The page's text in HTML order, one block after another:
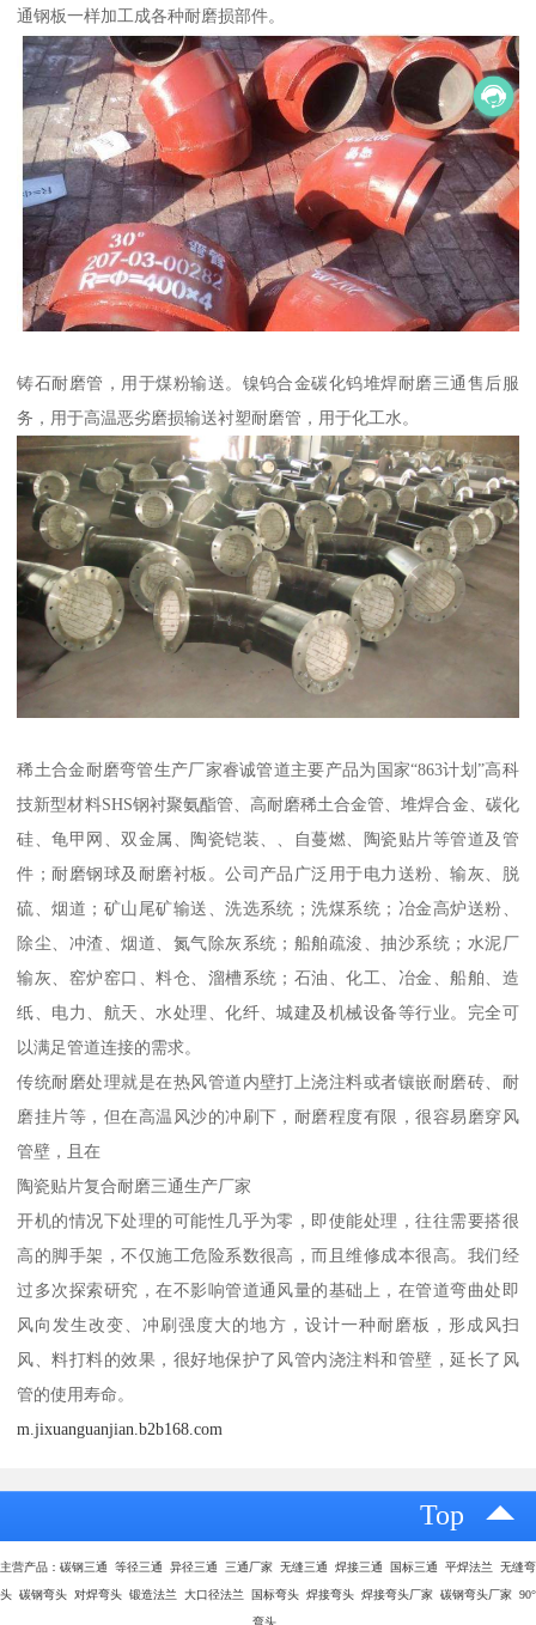
通钢板一样加工成各种耐磨损部件。
铸石耐磨管，用于煤粉输送。镍钨合金碳化钨堆焊耐磨三通售后服
务，用于高温恶劣磨损输送衬塑耐磨管，用于化工水。
稀土合金耐磨弯管生产厂家睿诚管道主要产品为国家“863计划”高科
技新型材料SHS钢衬聚氨酯管、高耐磨稀土合金管、堆焊合金、碳化
硅、龟甲网、双金属、陶瓷铠装、、自蔓燃、陶瓷贴片等管道及管
件；耐磨钢球及耐磨衬板。公司产品广泛用于电力送粉、输灰、脱
硫、烟道；矿山尾矿输送、洗选系统；洗煤系统；冶金高炉送粉、
除尘、冲渣、烟道、氮气除灰系统；船舶疏浚、抽沙系统；水泥厂
输灰、窑炉窑口、料仓、溜槽系统；石油、化工、冶金、船舶、造
纸、电力、航天、水处理、化纤、城建及机械设备等行业。完全可
以满足管道连接的需求。
传统耐磨处理就是在热风管道内壁打上浇注料或者镶嵌耐磨砖、耐
磨挂片等，但在高温风沙的冲刷下，耐磨程度有限，很容易磨穿风
管壁，且在
陶瓷贴片复合耐磨三通生产厂家
开机的情况下处理的可能性几乎为零，即使能处理，往往需要搭很
高的脚手架，不仅施工危险系数很高，而且维修成本很高。我们经
过多次探索研究，在不影响管道通风量的基础上，在管道弯曲处即
风向发生改变、冲刷强度大的地方，设计一种耐磨板，形成风扫
风、料打料的效果，很好地保护了风管内浇注料和管壁，延长了风
管的使用寿命。
m.jixuanguanjian.b2b168.com
Top
主营产品：碳钢三通 等径三通 异径三通 三通厂家 无缝三通 焊接三通 国标三通 平焊法兰 无缝弯
头 碳钢弯头 对焊弯头 锻造法兰 大口径法兰 国标弯头 焊接弯头 焊接弯头厂家 碳钢弯头厂家 90°
弯头